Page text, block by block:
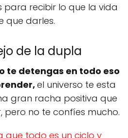
recibir lo que la vida
que darles.
de la dupla
te detengas en todo eso
el universo te esta
gran racha positiva que
no te confíes mucho.
que todo es un ciclo y